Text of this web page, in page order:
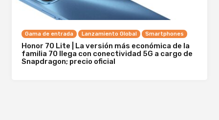
Gama de entrada Lanzamiento Global Smartphones
Honor 70 Lite | La versión más económica de la
familia 70 llega con conectividad 5G a cargo de
Snapdragon; precio oficial